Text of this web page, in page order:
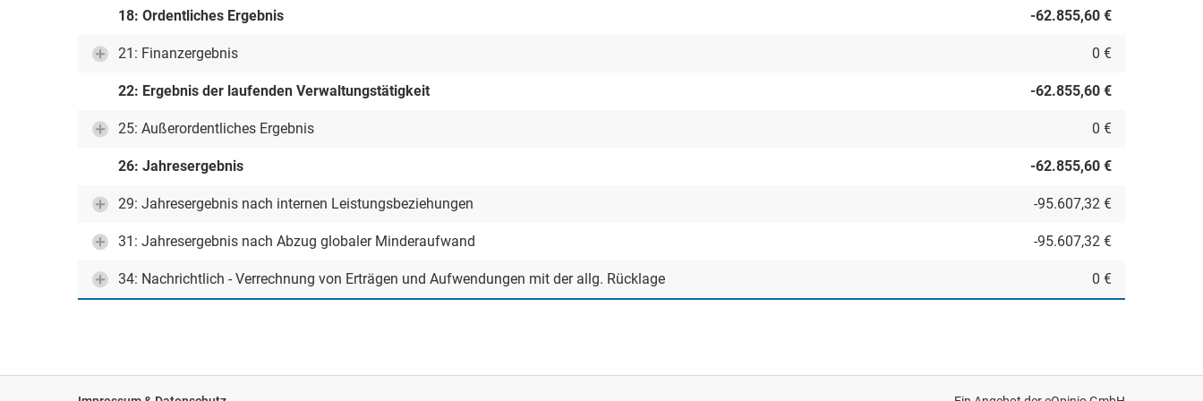
18: Ordentliches Ergebnis -62.855,60 €
21: Finanzergebnis 0 €
22: Ergebnis der laufenden Verwaltungstätigkeit -62.855,60 €
25: Außerordentliches Ergebnis 0 €
26: Jahresergebnis -62.855,60 €
29: Jahresergebnis nach internen Leistungsbeziehungen -95.607,32 €
31: Jahresergebnis nach Abzug globaler Minderaufwand -95.607,32 €
34: Nachrichtlich - Verrechnung von Erträgen und Aufwendungen mit der allg. Rücklage 0 €